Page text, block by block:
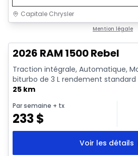
Capitale Chrysler
Mention légale
2026 RAM 1500 Rebel
Traction intégrale, Automatique,
biturbo de 3 L rendement standard
25 km
Par semaine + tx
233$
Voir les détails